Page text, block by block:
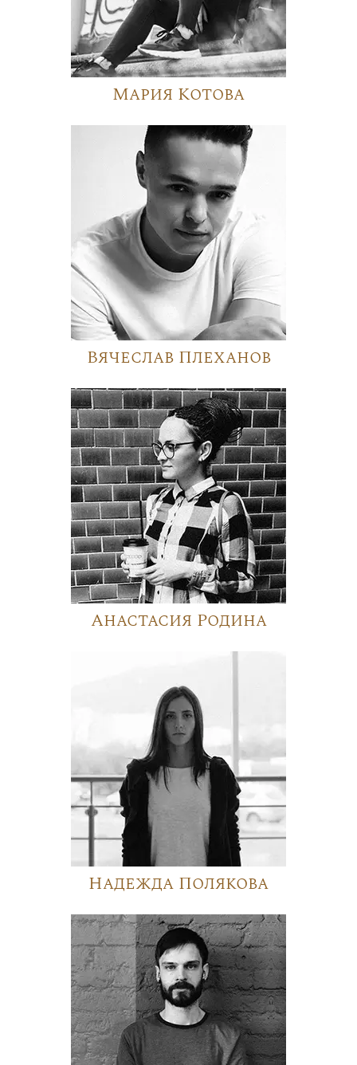
Мария Котова
Вячеслав Плеханов
Анастасия Родина
Надежда Полякова